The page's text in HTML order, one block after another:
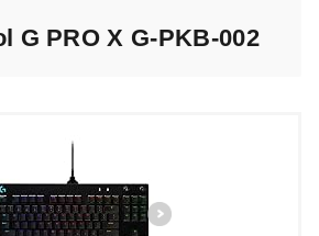
G PRO X G-PKB-002